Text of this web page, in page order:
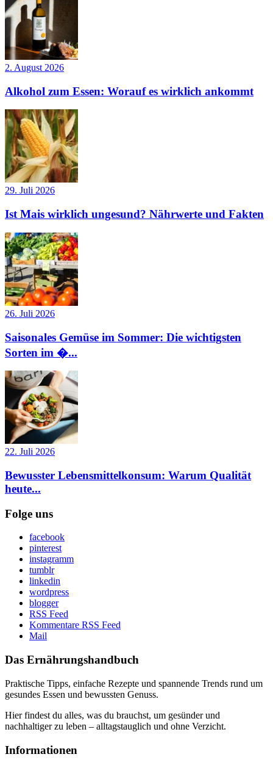
2. August 2026
Alkohol zum Essen: Worauf es wirklich ankommt
29. Juli 2026
Ist Mais wirklich ungesund? Nährwerte und Fakten
26. Juli 2026
Saisonales Gemüse im Sommer: Die wichtigsten
Sorten im �...
22. Juli 2026
Bewusster Lebensmittelkonsum: Warum Qualität
heute...
Folge uns
facebook
pinterest
instagramm
tumblr
linkedin
wordpress
blogger
RSS Feed
Kommentare RSS Feed
Mail
Das Ernährungshandbuch
Praktische Tipps, einfache Rezepte und spannende Trends rund um
gesundes Essen und bewussten Genuss.
Hier findest du alles, was du brauchst, um gesünder und
nachhaltiger zu leben – alltagstauglich und ohne Verzicht.
Informationen